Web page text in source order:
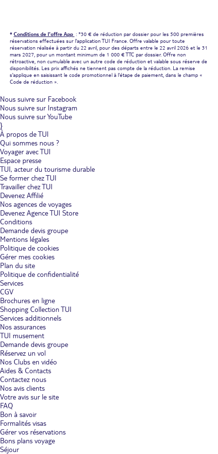
* Conditions de l'offre App : *30 € de réduction par dossier pour les 500 premières
réservations effectuées sur l'application TUI France. Offre valable pour toute
réservation réalisée à partir du 22 avril, pour des départs entre le 22 avril 2026 et le 31
mars 2027, pour un montant minimum de 1 000 € TTC par dossier. Offre non
rétroactive, non cumulable avec un autre code de réduction et valable sous réserve de
disponibilités. Les prix affichés ne tiennent pas compte de la réduction. La remise
s'applique en saisissant le code promotionnel à l'étape de paiement, dans le champ «
Code de réduction ».
Nous suivre sur Facebook
Nous suivre sur Instagram
Nous suivre sur YouTube
}
À propos de TUI
Qui sommes nous ?
Voyager avec TUI
Espace presse
TUI, acteur du tourisme durable
Se former chez TUI
Travailler chez TUI
Devenez Affilié
Nos agences de voyages
Devenez Agence TUI Store
Conditions
Demande devis groupe
Mentions légales
Politique de cookies
Gérer mes cookies
Plan du site
Politique de confidentialité
Services
CGV
Brochures en ligne
Shopping Collection TUI
Services additionnels
Nos assurances
TUI musement
Demande devis groupe
Réservez un vol
Nos Clubs en vidéo
Aides & Contacts
Contactez nous
Nos avis clients
Votre avis sur le site
FAQ
Bon à savoir
Formalités visas
Gérer vos réservations
Bons plans voyage
Séjour